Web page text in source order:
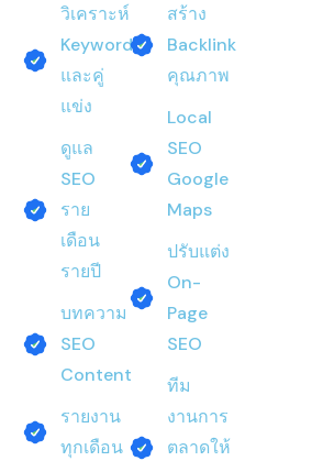
วิเคราะห์
Keyword
และคู่
แข่ง
ดูแล
SEO
ราย
เดือน
รายปี
บทความ
SEO
Content
รายงาน
ทุกเดือน
สร้าง
Backlink
คุณภาพ
Local
SEO
Google
Maps
ปรับแต่ง
On-
Page
SEO
ทีม
งานการ
ตลาดให้